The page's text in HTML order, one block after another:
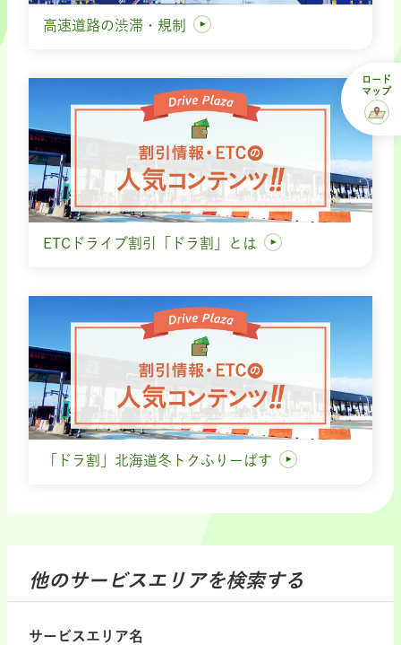
高速道路の渋滞・規制
ETCドライブ割引「ドラ割」とは
「ドラ割」北海道冬トクふりーぱす
他のサービスエリアを検索する
サービスエリア名
ロード
マップ